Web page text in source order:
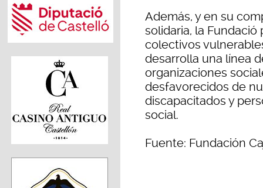
Además, y en su
solidaria, la
colectivos
desarrolla una línea
organizaciones
desfavorecidos de
discapacitados y
social.
Fuente: Fundación